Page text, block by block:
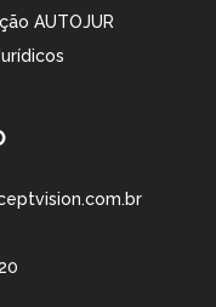
AUTOJUR